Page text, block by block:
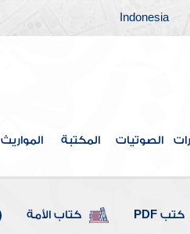
Indonesia
الصوتيات المكتبة المواريث
كتب PDF كتاب الأمة